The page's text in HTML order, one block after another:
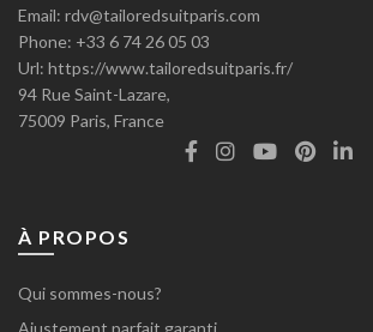
Email: rdv@tailoredsuitparis.com
Phone: +33 6 74 26 05 03
Url: https://www.tailoredsuitparis.fr/
94 Rue Saint-Lazare,
75009 Paris, France
À PROPOS
Qui sommes-nous?
Ajustement parfait garanti